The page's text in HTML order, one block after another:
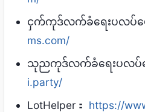
ငှက်ကုဒ်လက်ခံရေးပလပ်ဖေ
ms.com/
သုညကုဒ်လက်ခံရေးပလပ်ဖေ
i.party/
LotHelper： https://